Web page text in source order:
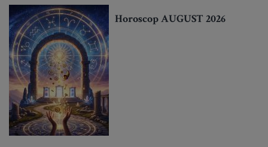
Horoscop AUGUST 2026